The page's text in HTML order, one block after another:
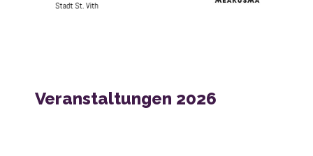
Veranstaltungen 2026